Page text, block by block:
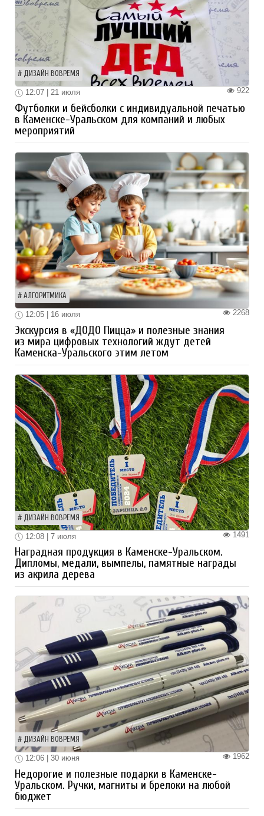
ДИЗАЙН ВОВРЕМЯ
922
12:07 | 21 июля
Футболки и бейсболки с индивидуальной печатью
в Каменске-Уральском для компаний и любых
мероприятий
АЛГОРИТМИКА
2268
12:05 | 16 июля
Экскурсия в «ДОДО Пицца» и полезные знания
из мира цифровых технологий ждут детей
Каменска-Уральского этим летом
ДИЗАЙН ВОВРЕМЯ
1491
12:08 | 7 июля
Наградная продукция в Каменске-Уральском.
Дипломы, медали, вымпелы, памятные награды
из акрила дерева
ДИЗАЙН ВОВРЕМЯ
1962
12:06 | 30 июня
Недорогие и полезные подарки в Каменске-
Уральском. Ручки, магниты и брелоки на любой
бюджет